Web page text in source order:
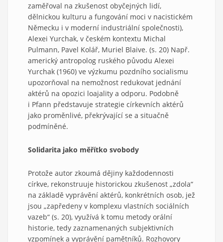
zaměřoval na zkušenost obyčejných lidí,
dělnickou kulturu a fungování moci v nacistickém
Německu i v moderní industriální společnosti),
Alexei Yurchak, v českém kontextu Michal
Pulmann, Pavel Kolář, Muriel Blaive. (s. 20) Např.
americký antropolog ruského původu Alexei
Yurchak (1960) ve výzkumu pozdního socialismu
upozorňoval na nemožnost redukovat jednání
aktérů na opozici loajality a odporu. Podobně
i Pfann představuje strategie církevních aktérů
jako proměnlivé, překrývající se a situačně
podmíněné.
Solidarita jako měřítko svobody
Protože autor zkoumá dějiny každodennosti
církve, rekonstruuje historickou zkušenost „zdola“
na základě vyprávění aktérů, konkrétních osob, jež
jsou „zapředeny v komplexu vlastních sociálních
vazeb“ (s. 20), využívá k tomu metody orální
historie, tedy zaznamenaných subjektivních
vzpomínek a vyprávění pamětníků. Rozhovory